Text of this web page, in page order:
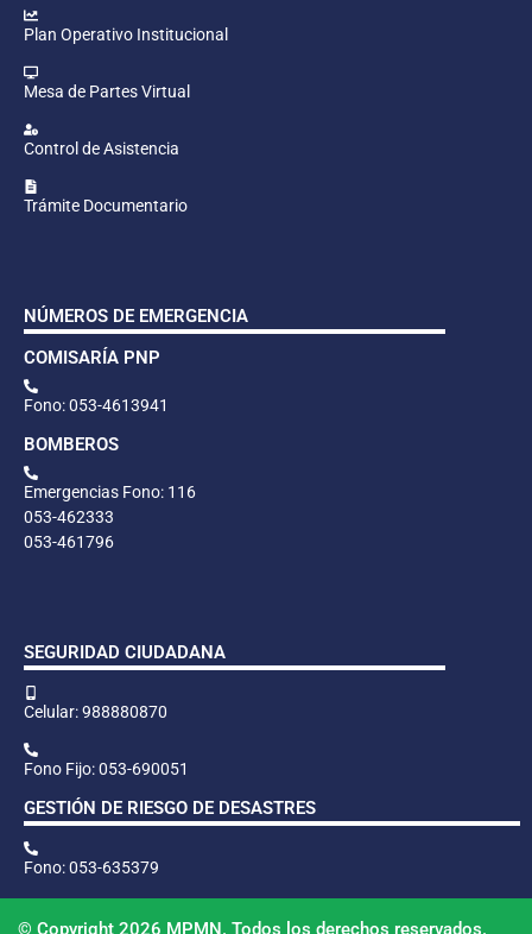
Plan Operativo Institucional
Mesa de Partes Virtual
Control de Asistencia
Trámite Documentario
NÚMEROS DE EMERGENCIA
COMISARÍA PNP
Fono: 053-4613941
BOMBEROS
Emergencias Fono: 116
053-462333
053-461796
SEGURIDAD CIUDADANA
Celular: 988880870
Fono Fijo: 053-690051
GESTIÓN DE RIESGO DE DESASTRES
Fono: 053-635379
© Copyright 2026 MPMN. Todos los derechos reservados.